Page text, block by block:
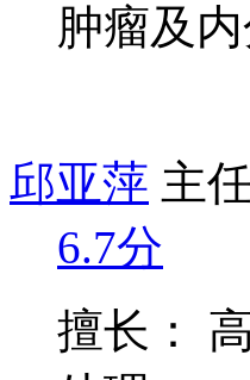
肿瘤及
邱亚萍 主
6.7分
擅长：